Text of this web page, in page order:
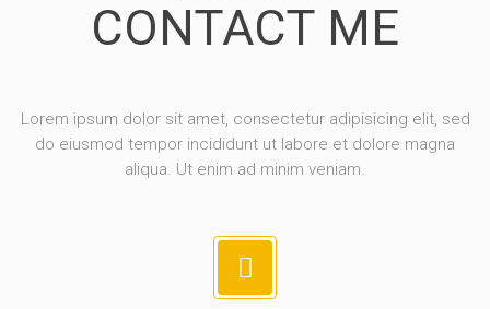
CONTACT ME
Lorem ipsum dolor sit amet, consectetur adipisicing elit, sed
do eiusmod tempor incididunt ut labore et dolore magna
aliqua. Ut enim ad minim veniam.